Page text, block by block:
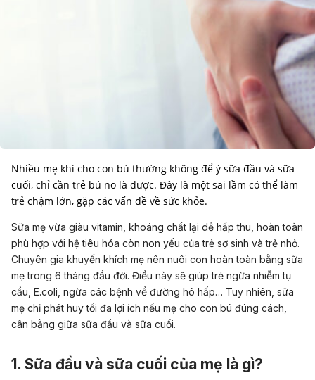
Nhiều mẹ khi cho con bú thường không để ý sữa đầu và sữa
cuối, chỉ cần trẻ bú no là được. Đây là một sai lầm có thể làm
Sữa mẹ vừa giàu vitamin, khoáng chất lại dễ hấp thu, hoàn toàn
phù hợp với hệ tiêu hóa còn non yếu của trẻ sơ sinh và trẻ nhỏ.
Chuyên gia khuyến khích mẹ nên nuôi con hoàn toàn bằng sữa
mẹ trong 6 tháng đầu đời. Điều này sẽ giúp trẻ ngừa nhiễm tụ
cầu, E.coli , ngừa các bệnh về đường hô hấp… Tuy nhiên, sữa
mẹ chỉ phát huy tối đa lợi ích nếu mẹ cho con bú đúng cách
cân bằng giữa sữa đầu và sữa cuối.
1. Sữa đầu và sữa cuối của mẹ là gì?